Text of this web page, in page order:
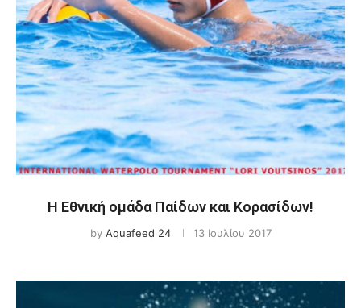
Η Εθνική ομάδα Παίδων και Κορασίδων!
by Aquafeed 24 13 Ιουλίου 2017